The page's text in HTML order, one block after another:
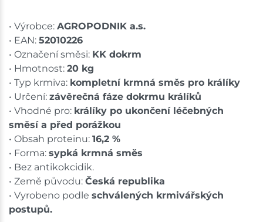
• Výrobce: AGROPODNIK a.s.
• EAN: 52010226
• Označení směsi: KK dokrm
• Hmotnost: 20 kg
• Typ krmiva: kompletní krmná směs pro králíky
• Určení: závěrečná fáze dokrmu králíků
• Vhodné pro: králíky po ukončení léčebných
směsí a před porážkou
• Obsah proteinu: 16,2 %
• Forma: sypká krmná směs
• Bez antikokcidik.
• Země původu: Česká republika
• Vyrobeno podle schválených krmivářských
postupů.